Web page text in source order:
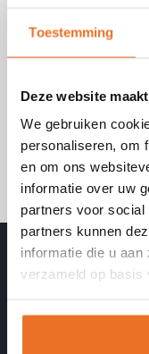
Toestemming
Deze website
We gebruiken
personaliseren, om
en om ons
informatie over uw
partners voor
partners kunnen
informatie die u
verzameld op basis
Leer meer over
Meer
Ons aanbod
Cursussen en